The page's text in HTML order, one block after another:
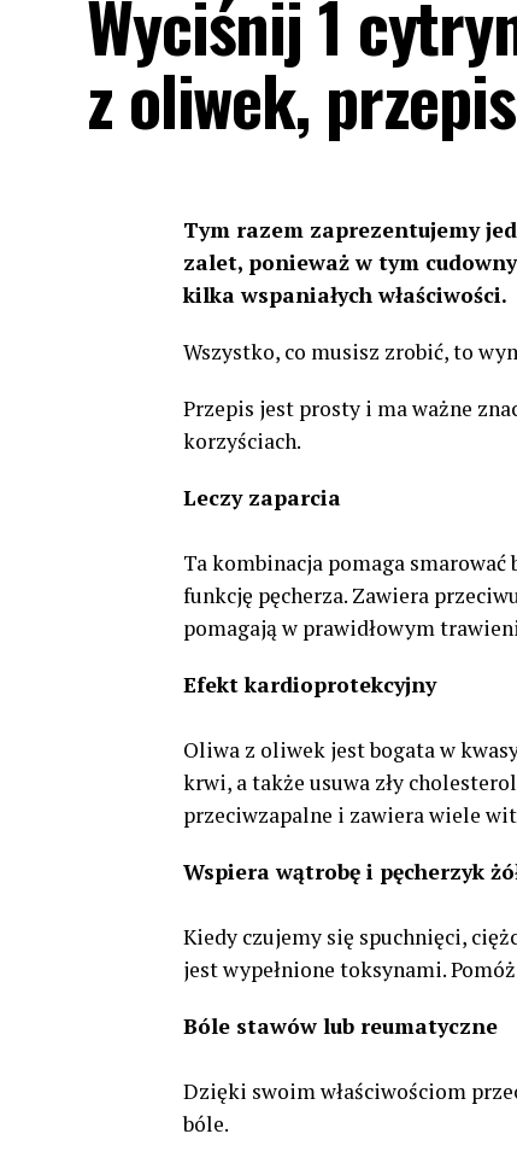
Wyciśnij 1
z oliwek,
Tym razem zaprezentujemy
zalet, ponieważ w tym
kilka wspaniałych właściwości.
Wszystko, co musisz zrobić, to
Przepis jest prosty i ma ważne
korzyściach.
Leczy zaparcia
Ta kombinacja pomaga
funkcję pęcherza. Zawiera
pomagają w prawidłowym
Efekt kardioprotekcyjny
Oliwa z oliwek jest bogata w
krwi, a także usuwa zły
przeciwzapalne i zawiera wiele
Wspiera wątrobę i pęcherzyk
Kiedy czujemy się spuchnięci,
jest wypełnione toksynami.
Bóle stawów lub reumatyczne
Dzięki swoim właściwościom
bóle.